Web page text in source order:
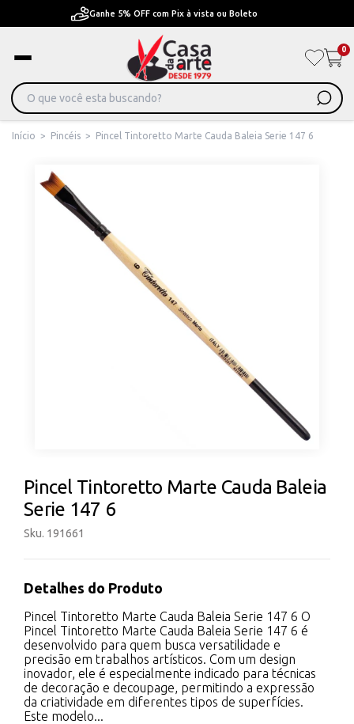
Pague em Até 6x sem juros ou ate 12x com juros
0
Início > Pincéis > Pincel Tintoretto Marte Cauda Baleia Serie 147 6
Pincel Tintoretto Marte Cauda Baleia
Serie 147 6
Sku. 191661
Detalhes do Produto
Pincel Tintoretto Marte Cauda Baleia Serie 147 6 O
Pincel Tintoretto Marte Cauda Baleia Serie 147 6 é
desenvolvido para quem busca versatilidade e
precisão em trabalhos artísticos. Com um design
inovador, ele é especialmente indicado para técnicas
de decoração e decoupage, permitindo a expressão
da criatividade em diferentes tipos de superfícies.
Este modelo...